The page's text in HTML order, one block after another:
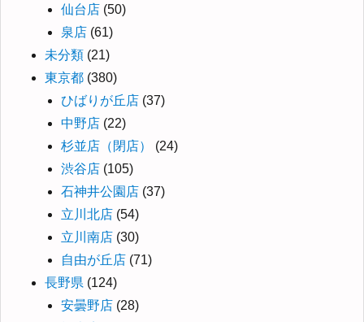
仙台店 (50)
泉店 (61)
未分類 (21)
東京都 (380)
ひばりが丘店 (37)
中野店 (22)
杉並店（閉店）
(24)
渋谷店 (105)
石神井公園店 (37)
立川北店 (54)
立川南店 (30)
自由が丘店 (71)
長野県 (124)
安曇野店 (28)